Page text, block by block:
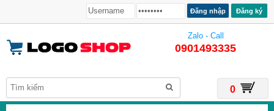
Đăng ký
Zalo - Call
0901493335
0